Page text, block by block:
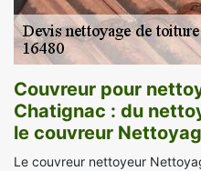
Couvreur pour
Chatignac : du
le couvreur
Le couvreur nettoyeur